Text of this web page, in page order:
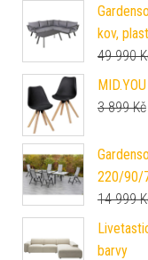
kov,
49 990
3 899Kč
220/90/
14 999
barvy